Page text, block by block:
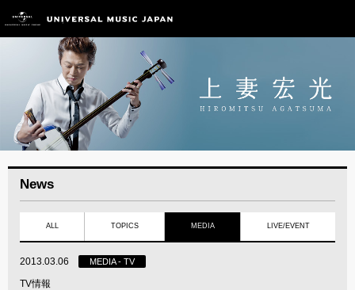
News
ALL TOPICS MEDIA LIVE/EVENT
2013.03.06 MEDIA - TV
TV情報